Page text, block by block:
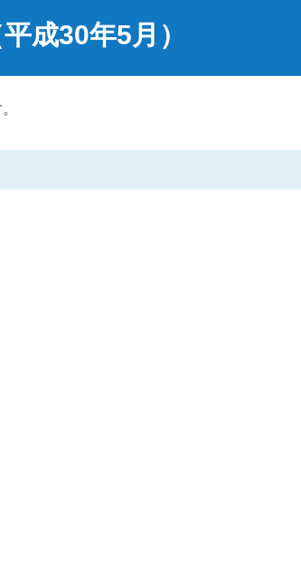
成30年5月）